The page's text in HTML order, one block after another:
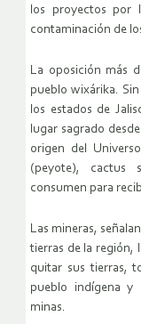
los proyectos por
contaminación de
La oposición más
pueblo wixárika.
los estados de
lugar sagrado
origen del
(peyote), cactus
consumen para
Las mineras,
tierras de la región,
quitar sus tierras,
pueblo indígena y
minas.